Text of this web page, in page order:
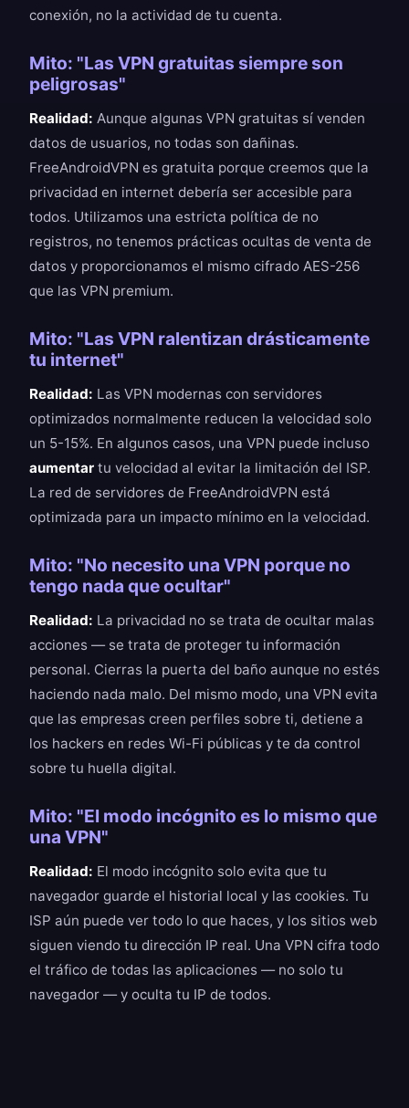
conexión, no la actividad de tu cuenta.
Mito: "Las VPN gratuitas siempre son
peligrosas"
Realidad: Aunque algunas VPN gratuitas sí venden
datos de usuarios, no todas son dañinas.
FreeAndroidVPN es gratuita porque creemos que la
privacidad en internet debería ser accesible para
todos. Utilizamos una estricta política de no
registros, no tenemos prácticas ocultas de venta de
datos y proporcionamos el mismo cifrado AES-256
que las VPN premium.
Mito: "Las VPN ralentizan drásticamente
tu internet"
Realidad: Las VPN modernas con servidores
optimizados normalmente reducen la velocidad solo
un 5-15%. En algunos casos, una VPN puede incluso
aumentar tu velocidad al evitar la limitación del ISP.
La red de servidores de FreeAndroidVPN está
optimizada para un impacto mínimo en la velocidad.
Mito: "No necesito una VPN porque no
tengo nada que ocultar"
Realidad: La privacidad no se trata de ocultar malas
acciones — se trata de proteger tu información
personal. Cierras la puerta del baño aunque no estés
haciendo nada malo. Del mismo modo, una VPN evita
que las empresas creen perfiles sobre ti, detiene a
los hackers en redes Wi-Fi públicas y te da control
sobre tu huella digital.
Mito: "El modo incógnito es lo mismo que
una VPN"
Realidad: El modo incógnito solo evita que tu
navegador guarde el historial local y las cookies. Tu
ISP aún puede ver todo lo que haces, y los sitios web
siguen viendo tu dirección IP real. Una VPN cifra todo
el tráfico de todas las aplicaciones — no solo tu
navegador — y oculta tu IP de todos.